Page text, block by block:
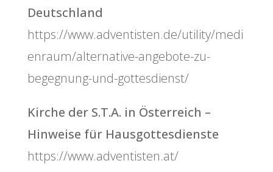
Deutschland
https://www.adventisten.de/utility/medi
enraum/alternative-angebote-zu-
begegnung-und-gottesdienst/
Kirche der S.T.A. in Österreich –
Hinweise für Hausgottesdienste
https://www.adventisten.at/